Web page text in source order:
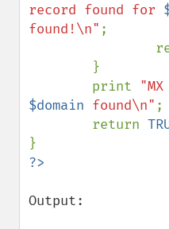
record found for
found!\n" ;
        print
$domain found\n" ;
        return
Output: